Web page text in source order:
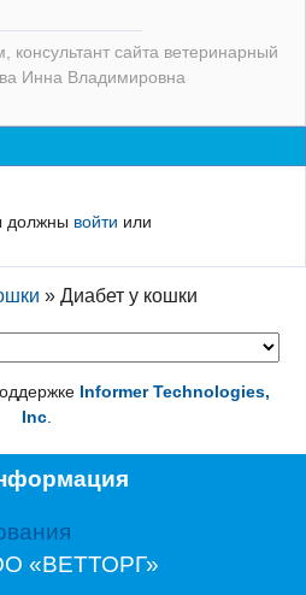
консультант сайта ветеринарный
Инна Владимировна
должны войти или
»Диабет у кошки
Informer Technologies,
Inc.
«ВЕТТОРГ»